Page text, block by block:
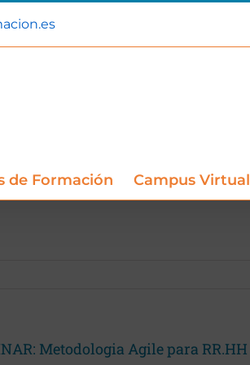
de Formación Campus Virtual
Metodologia Agile para RR.HH